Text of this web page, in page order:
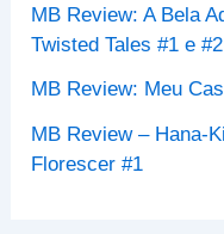
MB Review: A Bela
Twisted Tales #1 e #2
MB Review: Meu
MB Review – Hana-
Florescer #1